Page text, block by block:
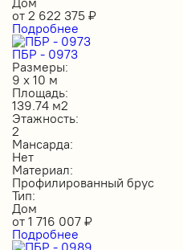
от 2 622 375 ₽
Подробнее
ПБР - 0973
Размеры:
9 х 10 м
Площадь:
139.74 м2
Этажность:
2
Мансарда:
Нет
Материал:
Профилированный брус
Тип:
Дом
от 1 716 007 ₽
Подробнее